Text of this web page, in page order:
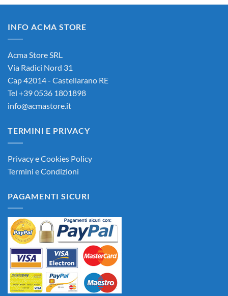
originale
90,00€.
attuale
INFO ACMA STORE
Acma Store SRL
Via Radici Nord 31
Cap 42014 - Castellarano RE
Tel +39 0536 1801898
info@acmastore.it
TERMINI E PRIVACY
Privacy e Cookies Policy
Termini e Condizioni
PAGAMENTI SICURI